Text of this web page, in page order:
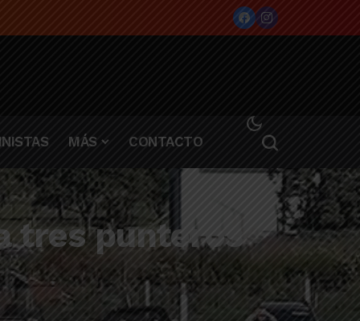
MÁS CONTACTO
tres punteros